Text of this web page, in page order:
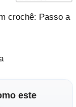
crochê: Passo a
este